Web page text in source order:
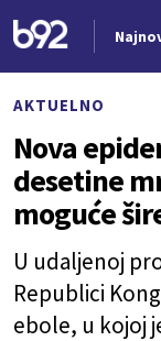
AKTUELNO
Nova
desetine
moguće
U udaljenoj
Republici
ebole, u kojoj